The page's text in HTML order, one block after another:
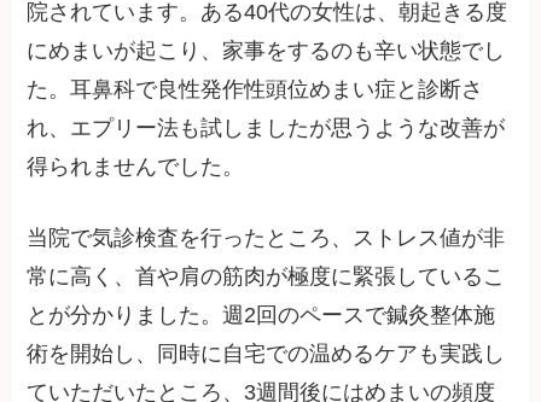
院されています。ある40代の女性は、朝起きる度
にめまいが起こり、家事をするのも辛い状態でし
た。耳鼻科で良性発作性頭位めまい症と診断さ
れ、エプリー法も試しましたが思うような改善が
得られませんでした。
当院で気診検査を行ったところ、ストレス値が非
常に高く、首や肩の筋肉が極度に緊張しているこ
とが分かりました。週2回のペースで鍼灸整体施
術を開始し、同時に自宅での温めるケアも実践し
ていただいたところ、3週間後にはめまいの頻度